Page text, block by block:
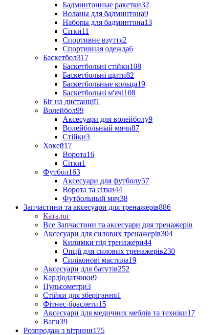
Бадминтонные ракетки32
Воланы для бадминтона9
Наборы для бадминтона13
Сітки11
Спортивне взуття2
Спортивная одежда6
Баскетбол317
Баскетбольні стійки108
Баскетбольні щити82
Баскетбольные кольца19
Баскетбольні м'ячі108
Біг на дистанції1
Волейбол99
Аксесуари для волейболу9
Волейбольный мячи87
Стійки3
Хокей17
Ворота16
Сітки1
Футбол163
Аксесуари для футболу57
Ворота та сітки44
Футбольный мяч38
Запчастини та аксесуари для тренажерів886
Каталог
Все Запчастини та аксесуари для тренажерів
Аксесуари для силових тренажерів304
Килимки під тренажери44
Опції для силових тренажерів230
Силіконові мастила19
Аксесуари для батутів252
Кардіодатчики9
Пульсометри3
Стійки для зберігання1
Фітнес-браслети15
Аксесуари для медичних меблів та техніки17
Ваги39
Розпродаж з вітрини175